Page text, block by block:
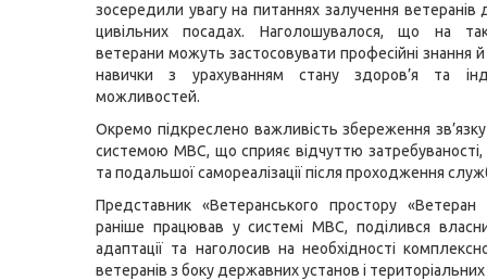
зосередили увагу на питаннях залучення ветеранів
цивільних посадах. Наголошувалося, що на
ветерани можуть застосовувати професійні знання й
навички з урахуванням стану здоров’я та
можливостей.
Окремо підкреслено важливість збереження зв’язку
системою МВС, що сприяє відчуттю затребуваності,
та подальшої самореалізації після проходження
Представник «Ветеранського простору
раніше працював у системі МВС, поділився
адаптації та наголосив на необхідності
ветеранів з боку державних установ і